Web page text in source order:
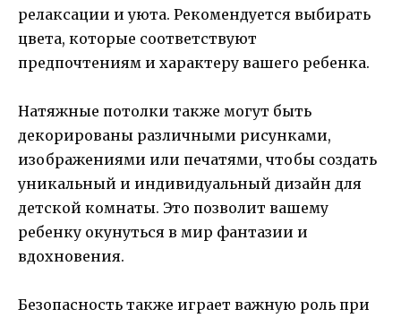
релаксации и уюта. Рекомендуется выбирать
цвета, которые соответствуют
предпочтениям и характеру вашего ребенка.
Натяжные потолки также могут быть
декорированы различными рисунками,
изображениями или печатями, чтобы создать
уникальный и индивидуальный дизайн для
детской комнаты. Это позволит вашему
ребенку окунуться в мир фантазии и
вдохновения.
Безопасность также играет важную роль при